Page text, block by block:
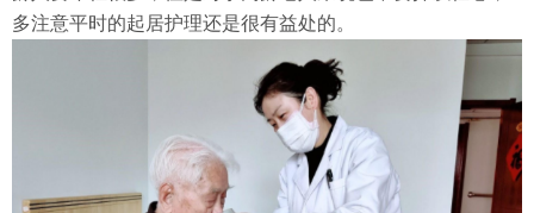
多注意平时的起居护理还是很有益处的。